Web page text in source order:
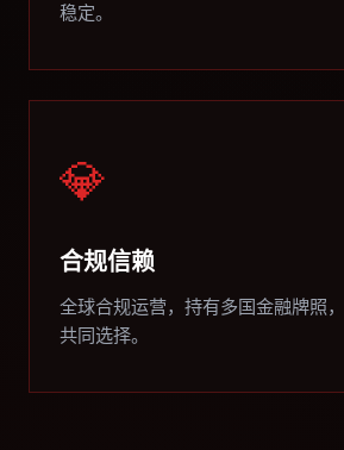
稳定。
💎
合规信赖
全球合规运营，持有多国金融牌照
共同选择。